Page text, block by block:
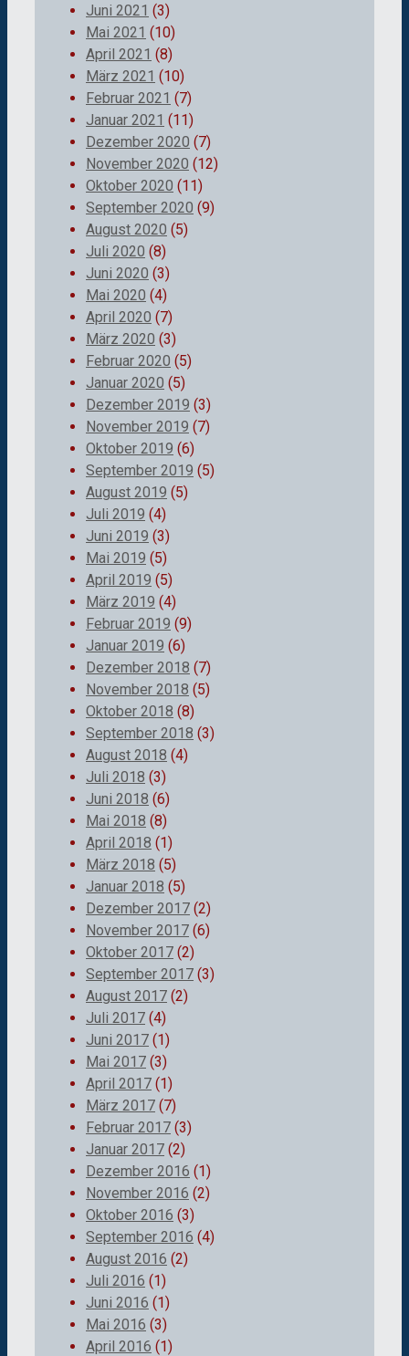
Juni 2021 (3)
Mai 2021 (10)
April 2021 (8)
März 2021 (10)
Februar 2021 (7)
Januar 2021 (11)
Dezember 2020 (7)
November 2020 (12)
Oktober 2020 (11)
September 2020 (9)
August 2020 (5)
Juli 2020 (8)
Juni 2020 (3)
Mai 2020 (4)
April 2020 (7)
März 2020 (3)
Februar 2020 (5)
Januar 2020 (5)
Dezember 2019 (3)
November 2019 (7)
Oktober 2019 (6)
September 2019 (5)
August 2019 (5)
Juli 2019 (4)
Juni 2019 (3)
Mai 2019 (5)
April 2019 (5)
März 2019 (4)
Februar 2019 (9)
Januar 2019 (6)
Dezember 2018 (7)
November 2018 (5)
Oktober 2018 (8)
September 2018 (3)
August 2018 (4)
Juli 2018 (3)
Juni 2018 (6)
Mai 2018 (8)
April 2018 (1)
März 2018 (5)
Januar 2018 (5)
Dezember 2017 (2)
November 2017 (6)
Oktober 2017 (2)
September 2017 (3)
August 2017 (2)
Juli 2017 (4)
Juni 2017 (1)
Mai 2017 (3)
April 2017 (1)
März 2017 (7)
Februar 2017 (3)
Januar 2017 (2)
Dezember 2016 (1)
November 2016 (2)
Oktober 2016 (3)
September 2016 (4)
August 2016 (2)
Juli 2016 (1)
Juni 2016 (1)
Mai 2016 (3)
April 2016 (1)